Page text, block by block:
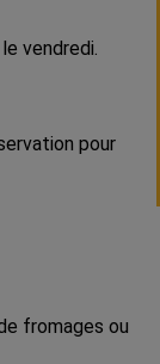
vendredi.
pour
fromages ou